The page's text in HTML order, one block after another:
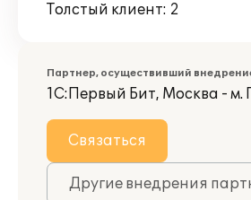
Толстый клиент: 2
Партнер, осуществивший
1С:Первый Бит, Москва - м.
Связаться
Другие внедрения